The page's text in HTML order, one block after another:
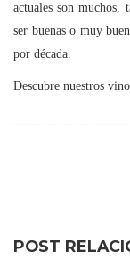
actuales son muchos,
ser buenas o muy
por década.
Descubre nuestros
POST